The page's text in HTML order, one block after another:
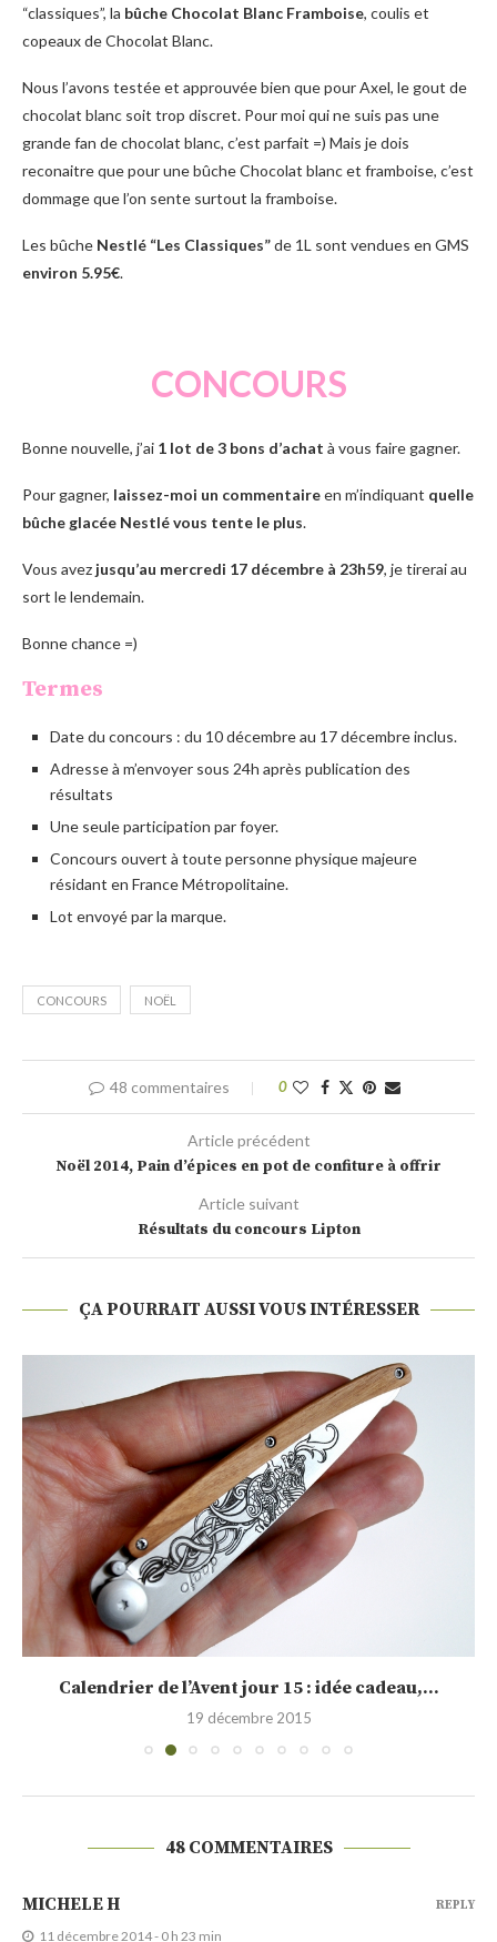
“classiques”, la bûche Chocolat Blanc Framboise, coulis et
copeaux de Chocolat Blanc.
Nous l’avons testée et approuvée bien que pour Axel, le gout de
chocolat blanc soit trop discret. Pour moi qui ne suis pas une
grande fan de chocolat blanc, c’est parfait =) Mais je dois
reconaitre que pour une bûche Chocolat blanc et framboise, c’est
dommage que l’on sente surtout la framboise.
Les bûche Nestlé “Les Classiques”de 1L sont vendues en GMS
environ 5.95€.
CONCOURS
Bonne nouvelle, j’ai 1 lot de 3 bons d’achat à vous faire gagner.
Pour gagner, laissez-moi un commentaireen m’indiquant quelle
bûche glacée Nestlé vous tente le plus.
Vous avez jusqu’au mercredi 17 décembre à 23h59, je tirerai au
sort le lendemain.
Bonne chance =)
Termes
Date du concours : du 10 décembre au 17 décembre inclus.
Adresse à m’envoyer sous 24h après publication des
résultats
Une seule participation par foyer.
Concours ouvert à toute personne physique majeure
résidant en France Métropolitaine.
Lot envoyé par la marque.
CONCOURS NOËL
48 commentaires 0
Article précédent
Noël 2014, Pain d’épices en pot de confiture à offrir
Article suivant
Résultats du concours Lipton
ÇA POURRAIT AUSSI VOUS INTÉRESSER
Calendrier de l’Avent jour 15 : idée cadeau,...
19 décembre 2015
48 COMMENTAIRES
MICHELE H
11 décembre 2014 - 0 h 23 min
REPLY